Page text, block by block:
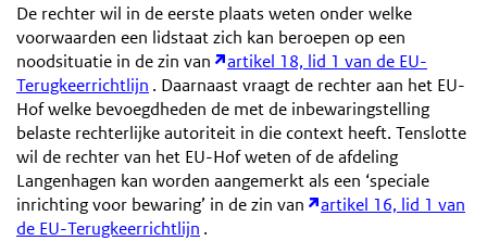
De rechter wil in de eerste plaats weten onder welke
voorwaarden een lidstaat zich kan beroepen op een
noodsituatie in de zin van
artikel 18, lid 1 van de EU-
Terugkeerrichtlijn . Daarnaast vraagt de rechter aan het EU-
Hof welke bevoegdheden de met de inbewaringstelling
belaste rechterlijke autoriteit in die context heeft. Tenslotte
wil de rechter van het EU-Hof weten of de afdeling
Langenhagen kan worden aangemerkt als een ‘speciale
inrichting voor bewaring’ in de zin van
artikel 16, lid 1 van
de EU-Terugkeerrichtlijn .